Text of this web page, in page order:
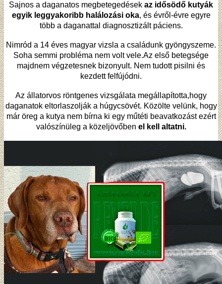
Sajnos a daganatos megbetegedések az idősödő kutyák
egyik leggyakoribb halálozási oka, és évről-évre egyre
több a daganattal diagnosztizált páciens.
Nimród a 14 éves magyar vizsla a családunk gyöngyszeme.
Soha semmi probléma nem volt vele.Az első betegsége
majdnem végzetesnek bizonyult. Nem tudott pisilni és
kezdett felfújódni.
Az állatorvos röntgenes vizsgálata megállapította,hogy
daganatok eltorlaszolják a húgycsövét. Közölte velünk, hogy
már öreg a kutya nem bírna ki egy műtéti beavatkozást ezért
valószínüleg a közeljövőben el kell altatni.